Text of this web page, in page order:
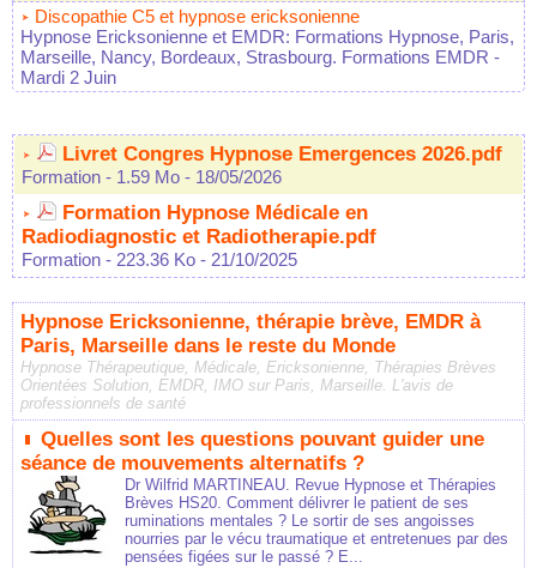
Discopathie C5 et hypnose ericksonienne
Hypnose Ericksonienne et EMDR: Formations Hypnose, Paris,
Marseille, Nancy, Bordeaux, Strasbourg. Formations EMDR -
Mardi 2 Juin
Livret Congres Hypnose Emergences 2026.pdf
Formation - 1.59 Mo - 18/05/2026
Formation Hypnose Médicale en
Radiodiagnostic et Radiotherapie.pdf
Formation - 223.36 Ko - 21/10/2025
Hypnose Ericksonienne, thérapie brève, EMDR à
Paris, Marseille dans le reste du Monde
Hypnose Thérapeutique, Médicale, Ericksonienne, Thérapies Brèves
Orientées Solution, EMDR, IMO sur Paris, Marseille. L'avis de
professionnels de santé
Quelles sont les questions pouvant guider une
séance de mouvements alternatifs ?
Dr Wilfrid MARTINEAU. Revue Hypnose et Thérapies
Brèves HS20. Comment délivrer le patient de ses
ruminations mentales ? Le sortir de ses angoisses
nourries par le vécu traumatique et entretenues par des
pensées figées sur le passé ? E...